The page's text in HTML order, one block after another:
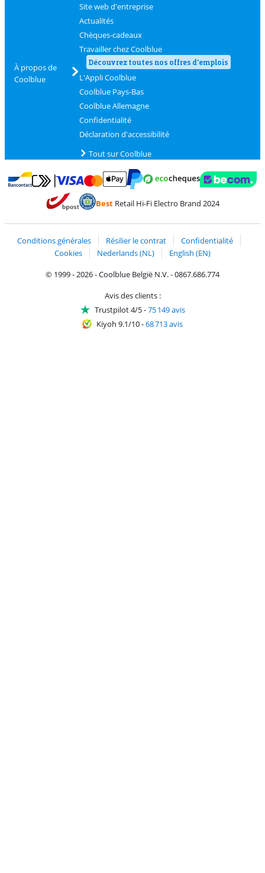
À propos de
Coolblue
Site web d'entreprise
Actualités
Chèques-cadeaux
Travailler chez Coolblue
Découvrez toutes nos offres d'emplois
L'Appli Coolblue
Coolblue Pays-Bas
Coolblue Allemagne
Confidentialité
Déclaration d'accessibilité
Tout sur Coolblue
Payer avec Bancontact
Payer avec MasterCard et Visa via ClickToPay
BestRetail Hi-Fi Electro Brand 2024
Conditions générales Résilier le contrat
Confidentialité
Cookies
Nederlands (NL)
English (EN)
© 1999 - 2026 - Coolblue België N.V. - 0867.686.774
Avis des clients :
Trustpilot 4/5-75 149 avis
Kiyoh 9.1/10-68 713 avis